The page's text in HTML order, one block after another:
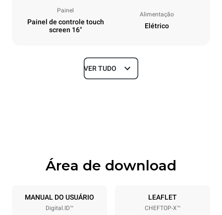
Painel
Painel de controle touch
screen 16"
Alimentação
Elétrico
Dimensões
Especificações da bandeja
10 GN 2/1
Distância entre as bandejas
VER TUDO
Área de download
MANUAL DO USUÁRIO
Digital.ID™
LEAFLET
CHEFTOP-X™